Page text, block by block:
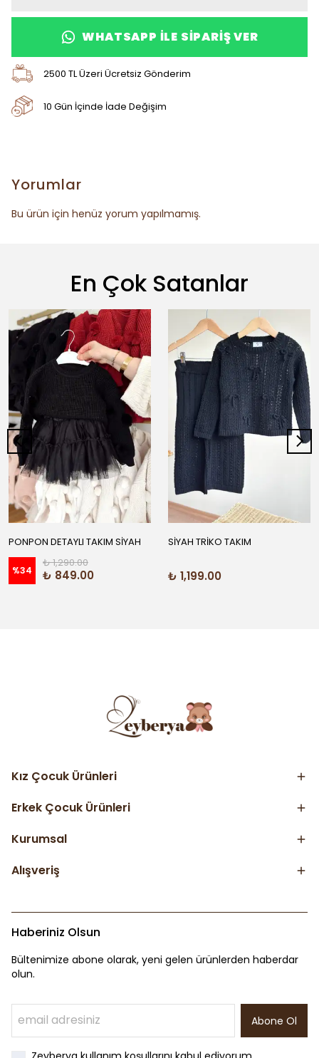
WHATSAPP ILE SIPARIŞ VER
2500 TL Üzeri Ücretsiz Gönderim
10 Gün İçinde İade Değişim
Yorumlar
Bu ürün için henüz yorum yapılmamış.
En Çok Satanlar
PONPON DETAYLI TAKIM SİYAH
%34
₺ 1,290.00
₺ 849.00
SİYAH TRİKO TAKIM
₺ 1,199.00
Kız Çocuk Ürünleri
Erkek Çocuk Ürünleri
Kurumsal
Alışveriş
Haberiniz Olsun
Bültenimize abone olarak, yeni gelen ürünlerden haberdar
olun.
Abone Ol